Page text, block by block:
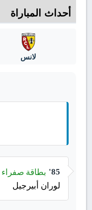
أحداث المباراة
لانس
85' بطاقة صفراء
لوران أبيرجيل